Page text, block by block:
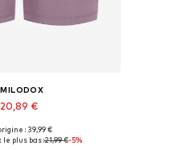
20,89 €
+1
XS, S, M, L
: 39,99 €
plus bas :21,99 €-5%